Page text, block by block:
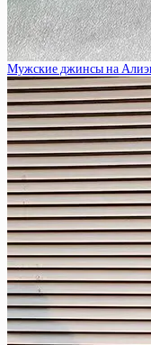
Мужские джинсы на